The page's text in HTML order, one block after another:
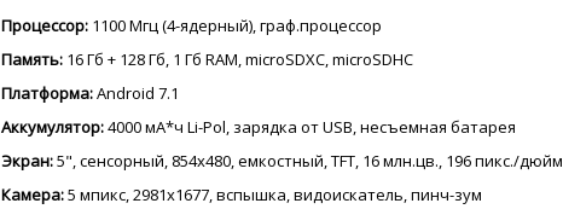
Процессор: 1100 Мгц (4-ядерный), граф.процессор
Память: 16 Гб + 128 Гб, 1 Гб RAM, microSDXC, microSDHC
Платформа:Android 7.1
Аккумулятор:4000 мА*ч Li-Pol, зарядка от USB, несъемная батарея
Экран:5", сенсорный, 854x480, емкостный, TFT, 16 млн.цв., 196 пикс./дюйм
Камера:5 мпикс, 2981x1677, вспышка, видоискатель, пинч-зум